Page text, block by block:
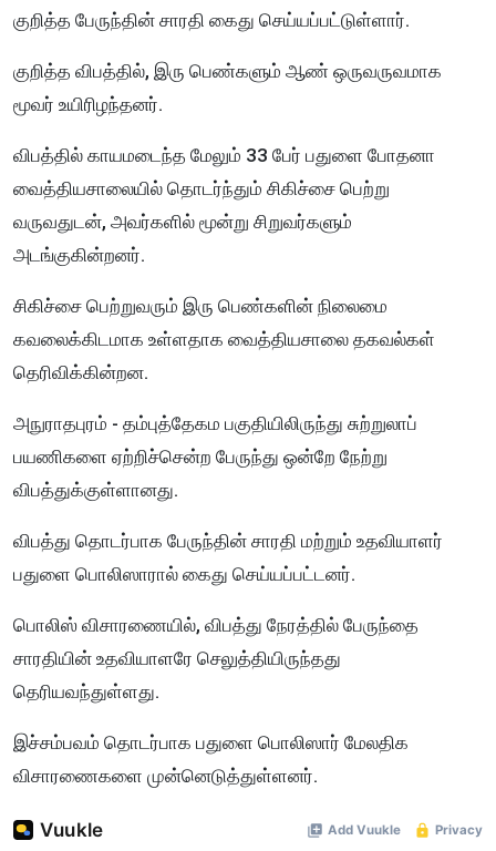
குறித்த பேருந்தின் சாரதி கைது செய்யப்பட்டுள்ளார்.
குறித்த விபத்தில், இரு பெண்களும் ஆண் ஒருவருவமாக
மூவர் உயிரிழந்தனர்.
விபத்தில் காயமடைந்த மேலும் 33 பேர் பதுளை போதனா
வைத்தியசாலையில் தொடர்ந்தும் சிகிச்சை பெற்று
வருவதுடன், அவர்களில் மூன்று சிறுவர்களும்
அடங்குகின்றனர்.
சிகிச்சை பெற்றுவரும் இரு பெண்களின் நிலைமை
கவலைக்கிடமாக உள்ளதாக வைத்தியசாலை தகவல்கள்
தெரிவிக்கின்றன.
அநுராதபுரம் - தம்புத்தேகம பகுதியிலிருந்து சுற்றுலாப்
பயணிகளை ஏற்றிச்சென்ற பேருந்து ஒன்றே நேற்று
விபத்துக்குள்ளானது.
விபத்து தொடர்பாக பேருந்தின் சாரதி மற்றும் உதவியாளர்
பதுளை பொலிஸாரால் கைது செய்யப்பட்டனர்.
பொலிஸ் விசாரணையில், விபத்து நேரத்தில் பேருந்தை
சாரதியின் உதவியாளரே செலுத்தியிருந்தது
தெரியவந்துள்ளது.
இச்சம்பவம் தொடர்பாக பதுளை பொலிஸார் மேலதிக
விசாரணைகளை முன்னெடுத்துள்ளனர்.